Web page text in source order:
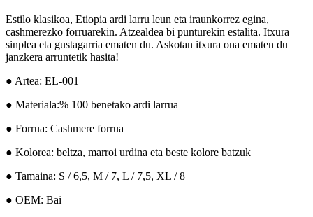
Estilo klasikoa, Etiopia ardi larru leun eta iraunkorrez egina,
cashmerezko forruarekin. Atzealdea bi punturekin estalita. Itxura
sinplea eta gustagarria ematen du. Askotan itxura ona ematen du
janzkera arruntetik hasita!
● Artea: EL-001
● Materiala:% 100 benetako ardi larrua
● Forrua: Cashmere forrua
● Kolorea: beltza, marroi urdina eta beste kolore batzuk
● Tamaina: S / 6,5, M / 7, L / 7,5, XL / 8
● OEM: Bai